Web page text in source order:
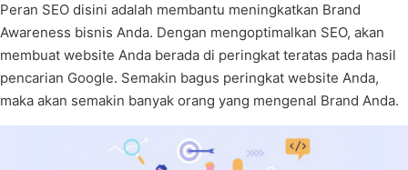
Peran SEO disini adalah membantu meningkatkan Brand
Awareness bisnis Anda. Dengan mengoptimalkan SEO, akan
membuat website Anda berada di peringkat teratas pada hasil
pencarian Google. Semakin bagus peringkat website Anda,
maka akan semakin banyak orang yang mengenal Brand Anda.